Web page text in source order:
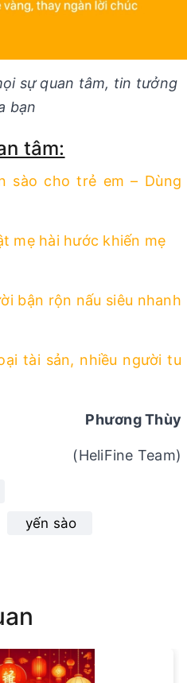
sự quan tâm, tin tưởng
bạn
tâm:
sào cho trẻ em – Dùng
mẹ hài hước khiến mẹ
bận rộn nấu siêu nhanh
tài sản, nhiều người tu
Phương Thùy
(HeliFine Team)
yến sào